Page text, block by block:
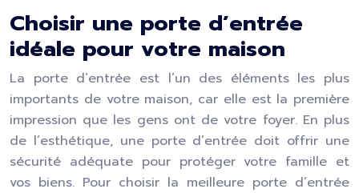
Choisir une porte d’entrée
idéale pour votre maison
La porte d’entrée est l’un des éléments les plus
importants de votre maison, car elle est la première
impression que les gens ont de votre foyer. En plus
de l’esthétique, une porte d’entrée doit offrir une
sécurité adéquate pour protéger votre famille et
vos biens. Pour choisir la meilleure porte d’entrée